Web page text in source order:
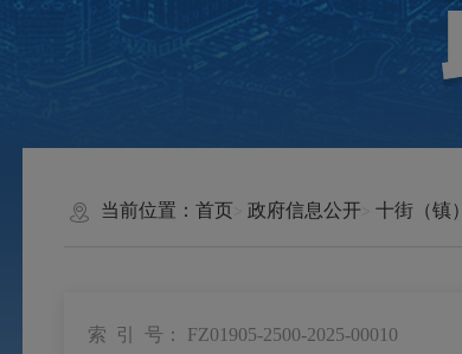
当前位置： 首页 政府信息公开 十街（镇
索 引 号： FZ01905-2500-2025-00010